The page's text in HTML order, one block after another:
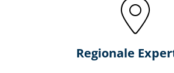
Regionale